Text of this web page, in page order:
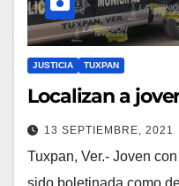
JUSTICIA TUXPAN
Localizan a
13 SEPTIEMBRE, 2021
Tuxpan, Ver.- Joven
sido boletinada como